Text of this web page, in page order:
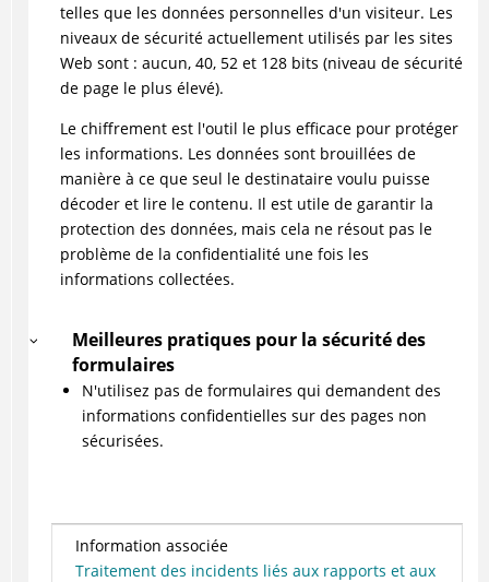
telles que les données personnelles d'un visiteur. Les
niveaux de sécurité actuellement utilisés par les sites
Web sont : aucun, 40, 52 et 128 bits (niveau de sécurité
de page le plus élevé).
Le chiffrement est l'outil le plus efficace pour protéger
les informations. Les données sont brouillées de
manière à ce que seul le destinataire voulu puisse
décoder et lire le contenu. Il est utile de garantir la
protection des données, mais cela ne résout pas le
problème de la confidentialité une fois les
informations collectées.
Meilleures pratiques pour la sécurité des
formulaires
N'utilisez pas de formulaires qui demandent des
informations confidentielles sur des pages non
sécurisées.
Information associée
Traitement des incidents liés aux rapports et aux